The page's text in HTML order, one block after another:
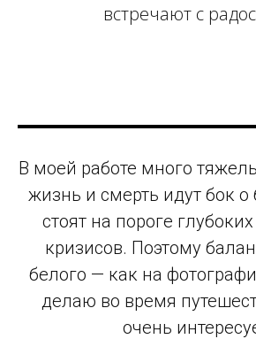
встречают с
В моей работе много
жизнь и смерть идут бок о
стоят на пороге
кризисов. Поэтому
белого — как на
делаю во время
очень